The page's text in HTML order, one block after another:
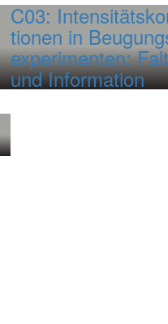
C03:
tionen in
experimenten:
und Information